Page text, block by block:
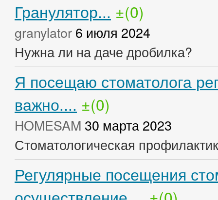
Гранулятор... ±(0)
granylator 6 июля 2024
Нужна ли на даче дробилка?
Я посещаю стоматолога
важно.... ±(0)
HOMESAM 30 марта 2023
Стоматологическая
Регулярные посещения